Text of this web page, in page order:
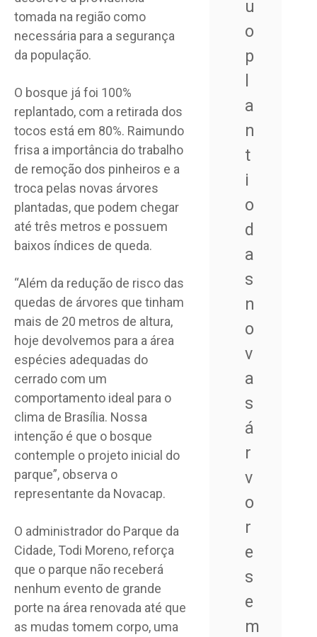
u
o
p
l
a
n
t
i
o
d
a
s
n
o
v
a
s
á
r
v
o
r
e
s
e
m
tomada na região como
necessária para a segurança
da população.
O bosque já foi 100%
replantado, com a retirada dos
tocos está em 80%. Raimundo
frisa a importância do trabalho
de remoção dos pinheiros e a
troca pelas novas árvores
plantadas, que podem chegar
até três metros e possuem
baixos índices de queda.
“Além da redução de risco das
quedas de árvores que tinham
mais de 20 metros de altura,
hoje devolvemos para a área
espécies adequadas do
cerrado com um
comportamento ideal para o
clima de Brasília. Nossa
intenção é que o bosque
contemple o projeto inicial do
parque”, observa o
representante da Novacap.
O administrador do Parque da
Cidade, Todi Moreno, reforça
que o parque não receberá
nenhum evento de grande
porte na área renovada até que
as mudas tomem corpo, uma